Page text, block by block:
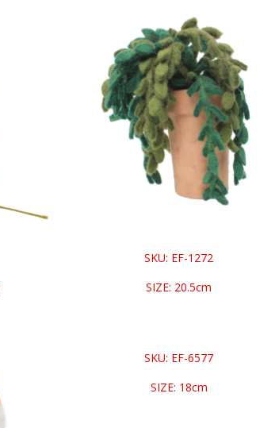
SKU: EF-1272
SIZE: 20.5cm
SKU: EF-6577
SIZE: 18cm